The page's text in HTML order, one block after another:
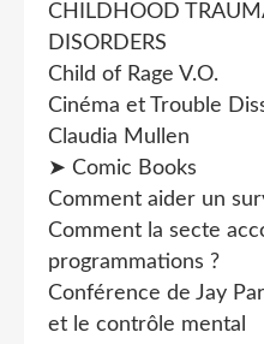
CHILDHOOD
DISORDERS
Child of Rage V.O.
Cinéma et Trouble
Claudia Mullen
➤ Comic Books
Comment aider un
Comment la secte
programmations ?
Conférence de Jay
et le contrôle mental